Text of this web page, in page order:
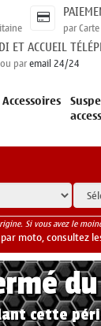
par
ET ACCUEIL
paremail 24/24
Si vous avez le
moto,
cette